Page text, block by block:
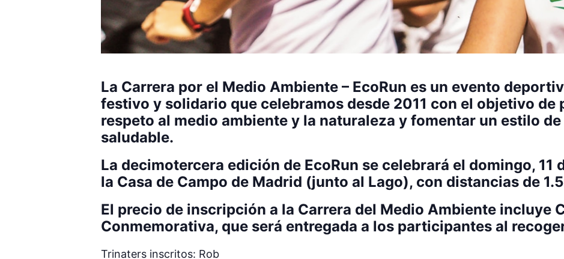
La Carrera por el Medio Ambiente – EcoRun es un evento
festivo y solidario que celebramos desde 2011 con el objetivo de
respeto al medio ambiente y la naturaleza y fomentar un estilo
saludable.
La decimotercera edición de EcoRun se celebrará el domingo, 11
la Casa de Campo de Madrid (junto al Lago), con distancias de
El precio de inscripción a la Carrera del Medio Ambiente incluye
Conmemorativa, que será entregada a los participantes al
Trinaters inscritos: Rob